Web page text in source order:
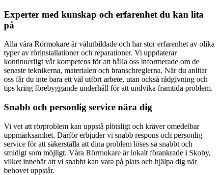
Experter med kunskap och erfarenhet du kan lita
på
Alla våra Rörmokare är välutbildade och har stor erfarenhet av olika
typer av rörinstallationer och reparationer. Vi uppdaterar
kontinuerligt vår kompetens för att hålla oss informerade om de
senaste teknikerna, materialen och branschreglerna. När du anlitar
oss får du inte bara ett väl utfört arbete, utan också rådgivning och
tips kring förebyggande underhåll för att undvika framtida problem.
Snabb och personlig service nära dig
Vi vet att rörproblem kan uppstå plötsligt och kräver omedelbar
uppmärksamhet. Därför erbjuder vi snabb respons och personlig
service för att säkerställa att dina problem löses så snabbt och
smidigt som möjligt. Våra Rörmokare är lokalt förankrade i Skoby,
vilket innebär att vi snabbt kan vara på plats och hjälpa dig när
behovet uppstår.